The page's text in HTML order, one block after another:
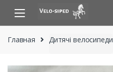
navigation
content
Главная Дитячі велосипеди